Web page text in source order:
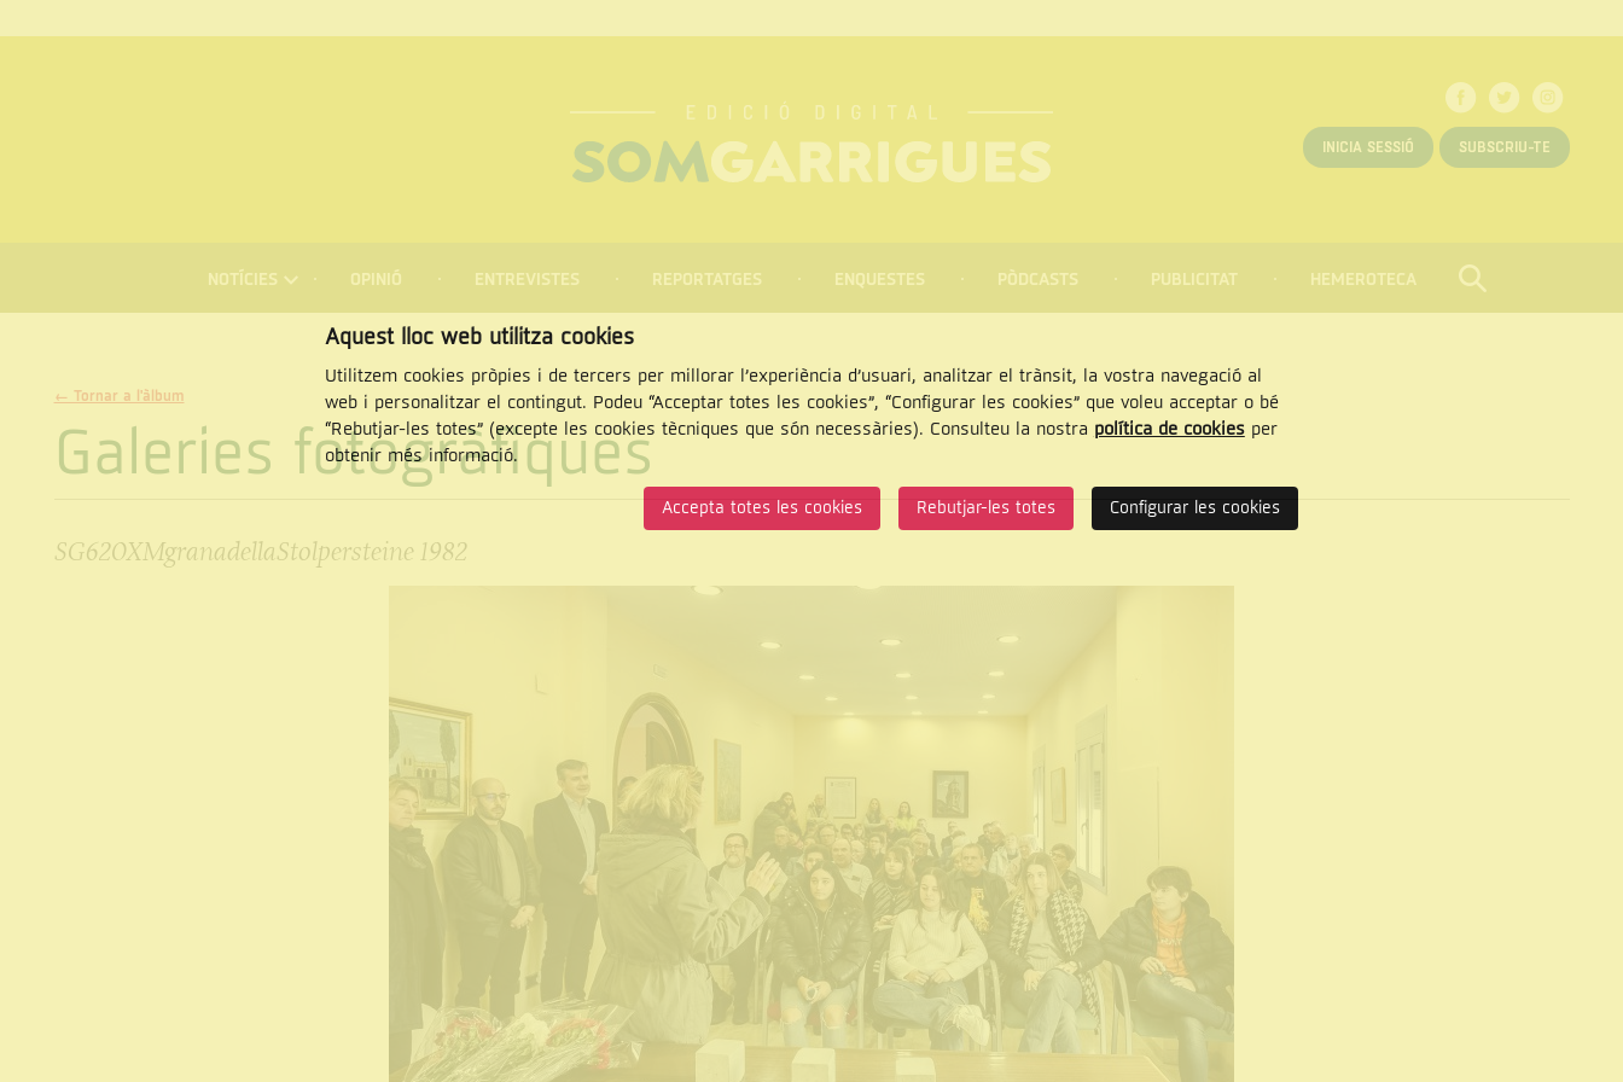
INICIA SESSIÓ SUBSCRIU-TE
NOTÍCIES OPINIÓ ENTREVISTES REPORTATGES ENQUESTES PÒDCASTS PUBLICITAT HEMEROTECA CERCAR
← Tornar a l'àlbum
Galeries fotogràfiques
SG620XMgranadellaStolpersteine 1982
Aquest lloc web utilitza cookies
Utilitzem cookies pròpies i de tercers per millorar l’experiència d’usuari, analitzar el trànsit, la vostra navegació al
web i personalitzar el contingut. Podeu “Acceptar totes les cookies”, “Configurar les cookies” que voleu acceptar o bé
“Rebutjar-les totes” (excepte les cookies tècniques que són necessàries). Consulteu la nostra política de cookiesper
obtenir més informació.
Accepta totes les cookies Rebutjar-les totes Configurar les cookies